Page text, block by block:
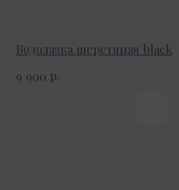
Водолазка шерстяная black
9 900 р.